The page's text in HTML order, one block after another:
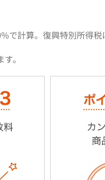
で計算。復興特別所得税
。